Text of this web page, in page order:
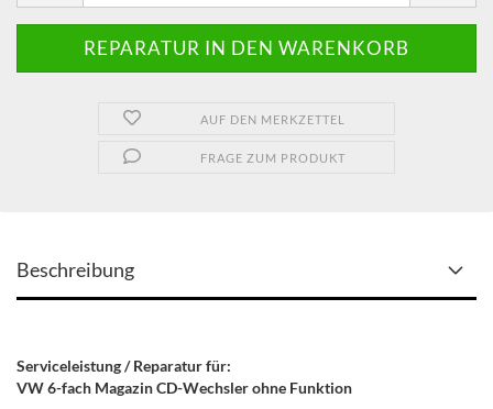
AUF DEN MERKZETTEL
FRAGE ZUM PRODUKT
Beschreibung
Serviceleistung / Reparatur für:
VW 6-fach Magazin CD-Wechsler ohne Funktion